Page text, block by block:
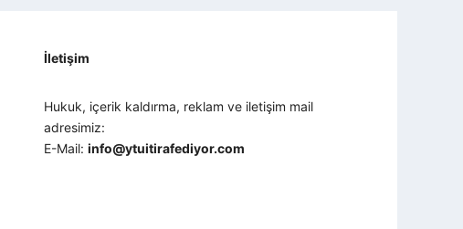
İletişim
Hukuk, içerik kaldırma, reklam ve iletişim mail
adresimiz:
E-Mail:info@ytuitirafediyor.com